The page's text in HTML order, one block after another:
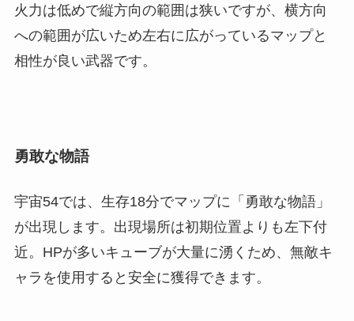
火力は低めで縦方向の範囲は狭いですが、横方向
への範囲が広いため左右に広がっているマップと
相性が良い武器です。
勇敢な物語
宇宙54では、生存18分でマップに「勇敢な物語」
が出現します。出現場所は初期位置よりも左下付
近。HPが多いキューブが大量に湧くため、無敵キ
ャラを使用すると安全に獲得できます。